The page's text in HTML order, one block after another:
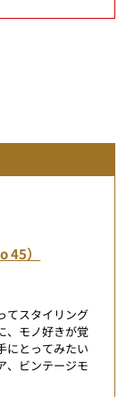
）
てスタイリング
、モノ好きが覚
にとってみたい
、ビンテージモ